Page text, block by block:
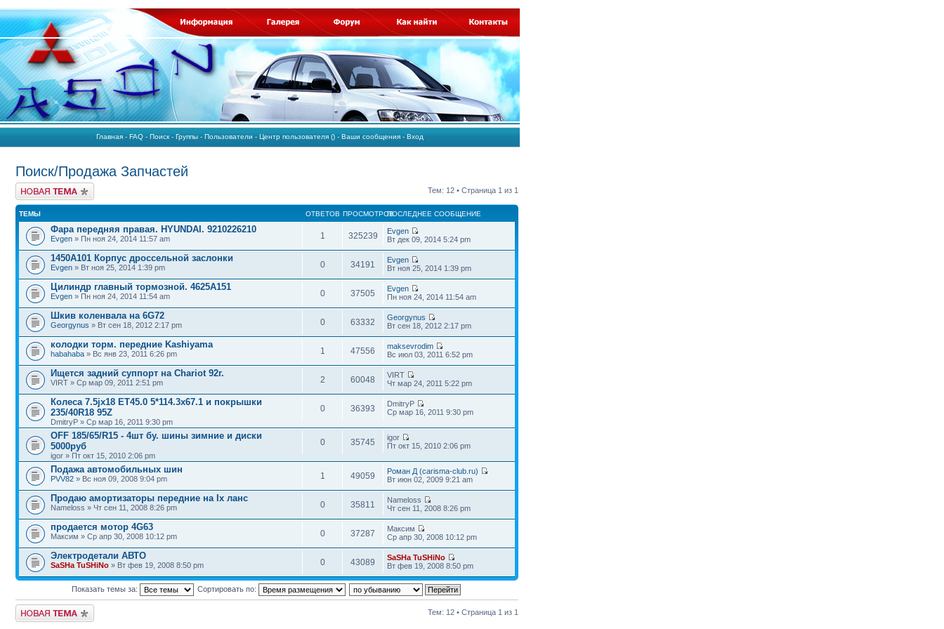
Главная - FAQ - Поиск - Группы - Пользователи - Центр пользователя () - Ваши сообщения - Вход
Поиск/Продажа Запчастей
Начать новую тему Тем: 12 • Страница 1 из 1
ТЕМЫ ОТВЕТОВ ПРОСМОТРОВПОСЛЕДНЕЕ СООБЩЕНИЕ
Фара передняя правая. HYUNDAI. 9210226210
Evgen » Пн ноя 24, 2014 11:57 am 1 325239
Evgen
Вт дек 09, 2014 5:24 pm
1450A101 Корпус дроссельной заслонки
Evgen » Вт ноя 25, 2014 1:39 pm 0 34191
Evgen
Вт ноя 25, 2014 1:39 pm
Цилиндр главный тормозной. 4625A151
Evgen » Пн ноя 24, 2014 11:54 am 0 37505
Evgen
Пн ноя 24, 2014 11:54 am
Шкив коленвала на 6G72
Georgynus » Вт сен 18, 2012 2:17 pm 0 63332
Georgynus
Вт сен 18, 2012 2:17 pm
колодки торм. передние Kashiyama
habahaba » Вс янв 23, 2011 6:26 pm 1 47556
maksevrodim
Вс июл 03, 2011 6:52 pm
Ищется задний суппорт на Chariot 92г.
VIRT » Ср мар 09, 2011 2:51 pm 2 60048
VIRT
Чт мар 24, 2011 5:22 pm
Колеса 7.5jx18 ET45.0 5*114.3x67.1 и покрышки
235/40R18 95Z
DmitryP » Ср мар 16, 2011 9:30 pm
0 36393
DmitryP
Ср мар 16, 2011 9:30 pm
OFF 185/65/R15 - 4шт бу. шины зимние и диски
5000руб
igor » Пт окт 15, 2010 2:06 pm
0 35745
igor
Пт окт 15, 2010 2:06 pm
Подажа автомобильных шин
PVV82 » Вс ноя 09, 2008 9:04 pm 1 49059
Роман Д (carisma-club.ru)
Вт июн 02, 2009 9:21 am
Продаю амортизаторы передние на Ix ланс
Nameloss » Чт сен 11, 2008 8:26 pm 0 35811
Nameloss
Чт сен 11, 2008 8:26 pm
продается мотор 4G63
Максим » Ср апр 30, 2008 10:12 pm 0 37287
Максим
Ср апр 30, 2008 10:12 pm
Электродетали АВТО
SaSHa TuSHiNo » Вт фев 19, 2008 8:50 pm 0 43089
SaSHa TuSHiNo
Вт фев 19, 2008 8:50 pm
Показать темы за: Сортировать по:
Начать новую тему Тем: 12 • Страница 1 из 1